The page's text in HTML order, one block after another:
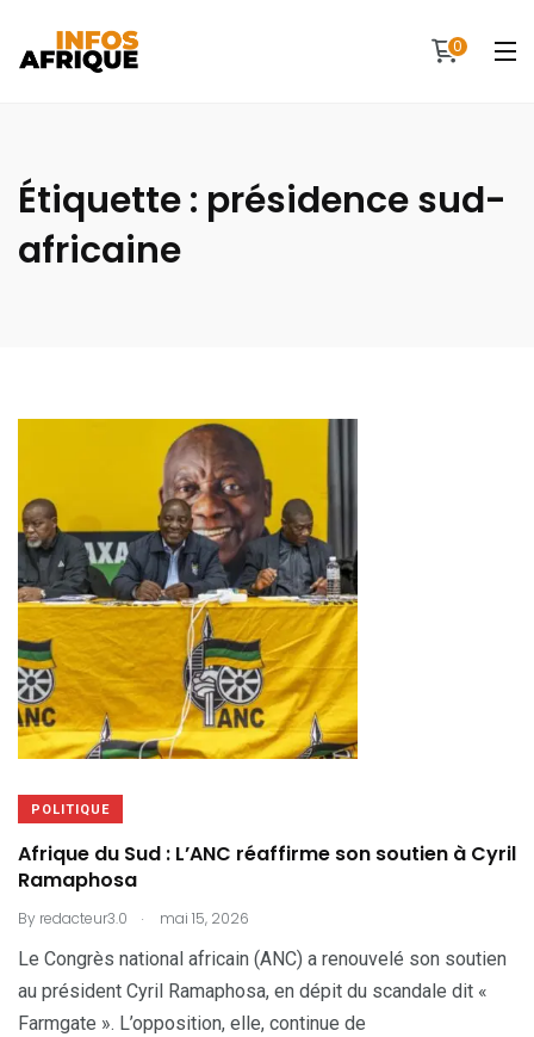
0
Étiquette : présidence sud-
africaine
POLITIQUE
Afrique du Sud : L’ANC réaffirme son soutien à Cyril
Ramaphosa
By redacteur3.0 . mai 15, 2026
Le Congrès national africain (ANC) a renouvelé son soutien
au président Cyril Ramaphosa, en dépit du scandale dit «
Farmgate ». L’opposition, elle, continue de